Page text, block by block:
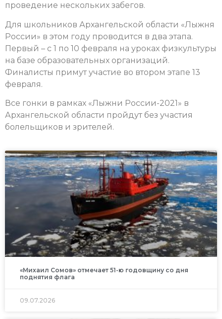
проведение нескольких забегов.
Для школьников Архангельской области «Лыжня
России» в этом году проводится в два этапа.
Первый – с 1 по 10 февраля на уроках физкультуры
на базе образовательных организаций.
Финалисты примут участие во втором этапе 13
февраля.
Все гонки в рамках «Лыжни России-2021» в
Архангельской области пройдут без участия
болельщиков и зрителей.
«Михаил Сомов» отмечает 51-ю годовщину со дня
поднятия флага
09.07.2026